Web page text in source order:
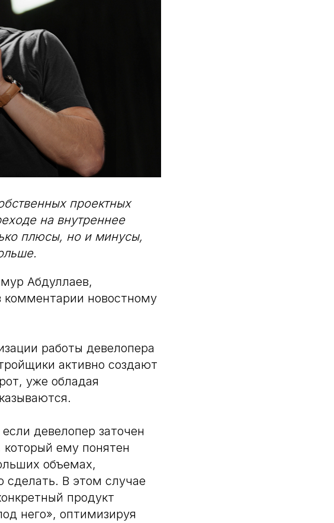
проектных
на внутреннее
плюсы, но и минусы,
Абдуллаев,
комментарии новостному
работы девелопера
активно создают
уже обладая
девелопер заточен
который ему понятен
объемах,
сделать. В этом случае
продукт
него», оптимизируя